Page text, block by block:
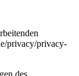
privacy/privacy-
des